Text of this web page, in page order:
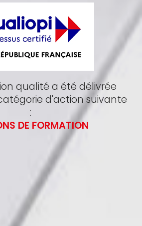
qualité a été délivrée
d'action suivante
:
DE FORMATION